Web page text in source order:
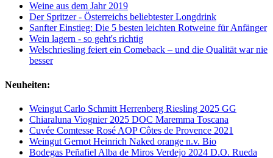
Weine aus dem Jahr 2019
Der Spritzer - Österreichs beliebtester Longdrink
Sanfter Einstieg: Die 5 besten leichten Rotweine für Anfänger
Wein lagern - so geht's richtig
Welschriesling feiert ein Comeback – und die Qualität war nie
besser
Neuheiten:
Weingut Carlo Schmitt Herrenberg Riesling 2025 GG
Chiaraluna Viognier 2025 DOC Maremma Toscana
Cuvée Comtesse Rosé AOP Côtes de Provence 2021
Weingut Gernot Heinrich Naked orange n.v. Bio
Bodegas Peñafiel Alba de Miros Verdejo 2024 D.O. Rueda